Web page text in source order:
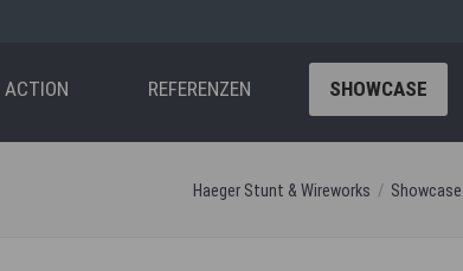
ACTION REFERENZEN SHOWCASE
Haeger Stunt & Wireworks Showcase